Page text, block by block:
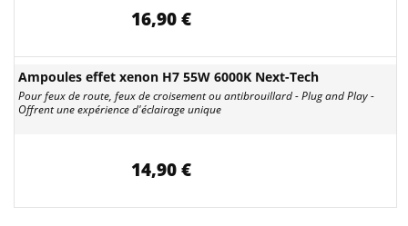
16,90 €
Ampoules effet xenon H7 55W 6000K Next-Tech
Pour feux de route, feux de croisement ou antibrouillard - Plug and Play -
Offrent une expérience d'éclairage unique
14,90 €